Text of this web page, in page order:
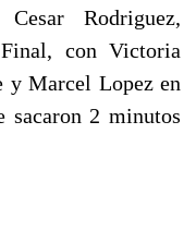
Rodriguez,
con Victoria
y Marcel Lopez en
sacaron 2 minutos